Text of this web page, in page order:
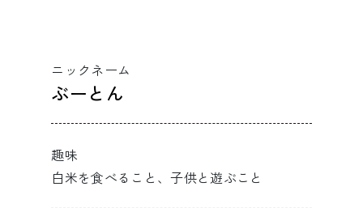
ニックネーム
ぶーとん
趣味
白米を食べること、子供と遊ぶこと